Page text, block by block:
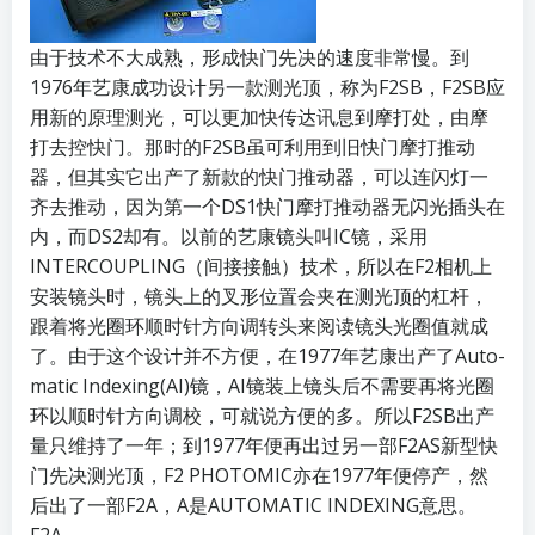
由于技术不大成熟，形成快门先决的速度非常慢。到
1976年艺康成功设计另一款测光顶，称为F2SB，F2SB应
用新的原理测光，可以更加快传达讯息到摩打处，由摩
打去控快门。那时的F2SB虽可利用到旧快门摩打推动
器，但其实它出产了新款的快门推动器，可以连闪灯一
齐去推动，因为第一个DS1快门摩打推动器无闪光插头在
内，而DS2却有。以前的艺康镜头叫IC镜，采用
INTERCOUPLING（间接接触）技术，所以在F2相机上
安装镜头时，镜头上的叉形位置会夹在测光顶的杠杆，
跟着将光圈环顺时针方向调转头来阅读镜头光圈值就成
了。由于这个设计并不方便，在1977年艺康出产了Auto-
matic Indexing(AI)镜，AI镜装上镜头后不需要再将光圈
环以顺时针方向调校，可就说方便的多。所以F2SB出产
量只维持了一年；到1977年便再出过另一部F2AS新型快
门先决测光顶，F2 PHOTOMIC亦在1977年便停产，然
后出了一部F2A，A是AUTOMATIC INDEXING意思。